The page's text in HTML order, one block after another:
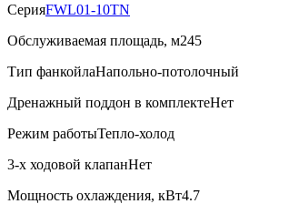
СерияFWL01-10TN
Обслуживаемая площадь, м245
Тип фанкойлаНапольно-потолочный
Дренажный поддон в комплектеНет
Режим работыТепло-холод
3-х ходовой клапанНет
Мощность охлаждения, кВт4.7